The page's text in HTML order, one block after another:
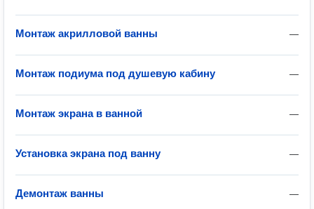
—
Монтаж акрилловой ванны
—
Монтаж подиума под душевую кабину
—
Монтаж экрана в ванной
—
Установка экрана под ванну
—
Демонтаж ванны